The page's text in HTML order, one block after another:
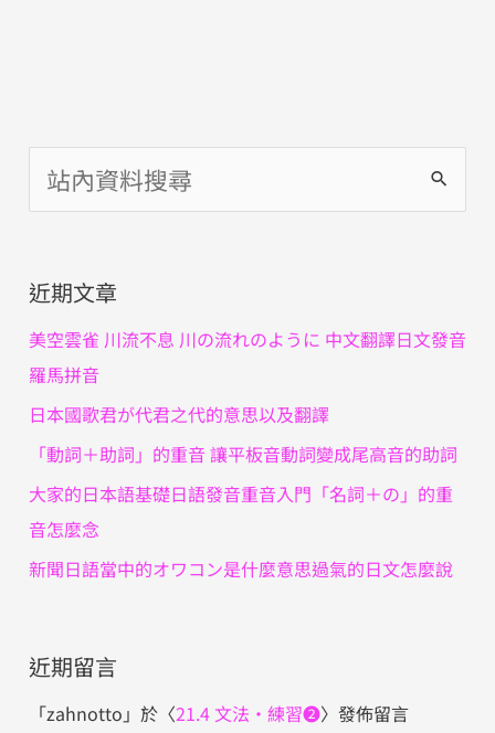
尋
鍵
字
:
近期文章
美空雲雀 川流不息 川の流れのように 中文翻譯日文發音
羅馬拼音
日本國歌君が代君之代的意思以及翻譯
「動詞＋助詞」的重音 讓平板音動詞變成尾高音的助詞
大家的日本語基礎日語發音重音入門「名詞＋の」的重
音怎麼念
新聞日語當中的オワコン是什麼意思過氣的日文怎麼說
近期留言
「zahnotto 」於〈21.4 文法・練習❷〉發佈留言